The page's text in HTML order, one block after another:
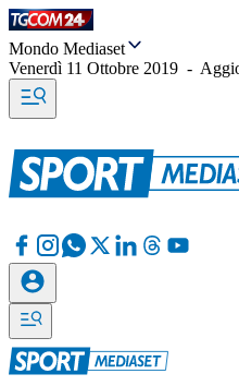
Mondo Mediaset
Venerdì 11 Ottobre 2019 -